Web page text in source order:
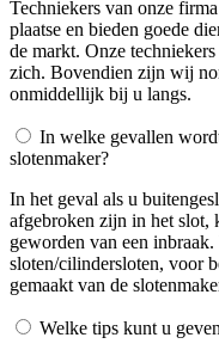
Techniekers van onze
plaatse en bieden goede
de markt. Onze
zich. Bovendien zijn wij
onmiddellijk bij u langs.
In welke gevallen
slotenmaker?
In het geval als u
afgebroken zijn in het slot,
geworden van een
sloten/cilindersloten, voor
gemaakt van de
Welke tips kunt u